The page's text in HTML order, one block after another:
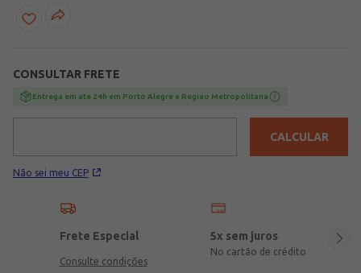
sem a necessidade de amarrar, trazendo muita praticidade na hora
de calçar, ainda conta com bico redondo, palmilha macia e solado
um up nas suas produções!\n\nMaterial: Couro\nMaterial Solado:
Borracha
CONSULTAR FRETE
Entrega em ate 24h em Porto Alegre e Regiao Metropolitana
Não sei meu CEP
CALCULAR
Frete Especial
Consulte condições
5x sem juros
No cartão de crédito